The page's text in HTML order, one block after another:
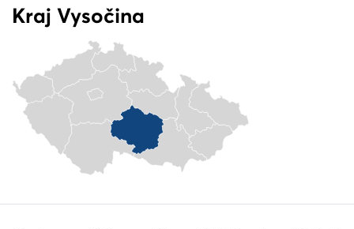
Kraj Vysočina